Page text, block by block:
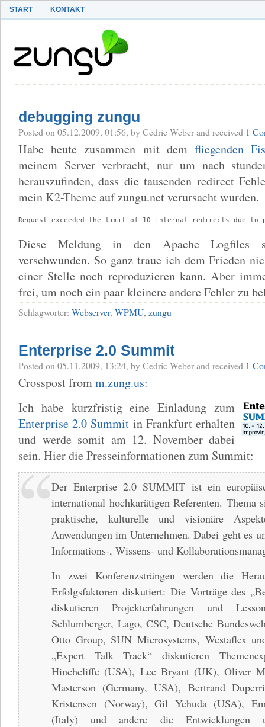
START KONTAKT
debugging zungu
Posted on 05.12.2009, 01:56, by Cedric Weberand received 1
Habe heute zusammen mit demfliegenden
meinem Server verbracht, nur um nach
herauszufinden, dass die tausenden redirect
mein K2-Theme auf zungu.net verursacht wurden.
Request exceeded the limit of 10 internal redirects due
Diese Meldung in den Apache
verschwunden. So ganz traue ich dem Frieden
einer Stelle noch reproduzieren kann. Aber
frei, um noch ein paar kleinere andere Fehler zu
Schlagwörter: Webserver, WPMU, zungu
Enterprise 2.0 Summit
Posted on 05.11.2009, 13:24, by Cedric Weberand received 1
Crosspost fromm.zung.us:
Ich habe kurzfristig eine Einladung zum
Enterprise 2.0 Summit in Frankfurt erhalten
und werde somit am 12. November dabei
sein. Hier die Presseinformationen zum Summit:
Der Enterprise 2.0 SUMMIT ist ein
international hochkarätigen Referenten. Thema
praktische, kulturelle und visionäre
Anwendungen im Unternehmen. Dabei geht es
Informations-, Wissens- und
In zwei Konferenzsträngen werden die
Erfolgsfaktoren diskutiert: Die Vorträge des
diskutieren Projekterfahrungen und
Schlumberger, Lago, CSC, Deutsche
Otto Group, SUN Microsystems, Westaflex
„Expert Talk Track“ diskutieren
Hinchcliffe (USA), Lee Bryant (UK), Oliver
Masterson (Germany, USA), Bertrand
Kristensen (Norway), Gil Yehuda (USA),
(Italy) und andere die Entwicklungen